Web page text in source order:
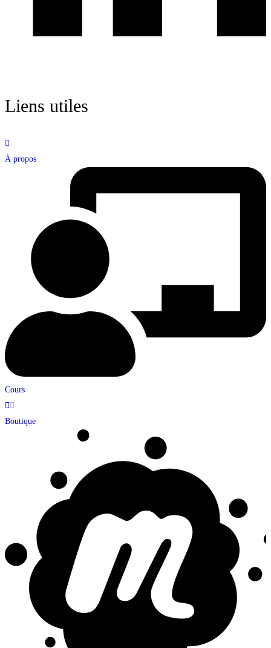
Liens utiles
À propos
Cours
Boutique